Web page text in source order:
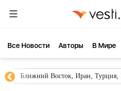
Все Новости Aвторы В Мире
Ближний Восток, Иран,